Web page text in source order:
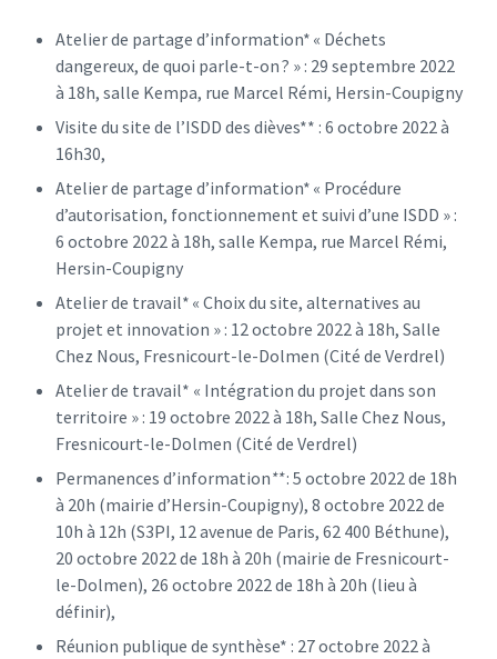
Atelier de partage d’information* « Déchets
dangereux, de quoi parle-t-on ? » : 29 septembre 2022
à 18h, salle Kempa, rue Marcel Rémi, Hersin-Coupigny
Visite du site de l’ISDD des dièves** : 6 octobre 2022 à
16h30,
Atelier de partage d’information* « Procédure
d’autorisation, fonctionnement et suivi d’une ISDD » :
6 octobre 2022 à 18h, salle Kempa, rue Marcel Rémi,
Hersin-Coupigny
Atelier de travail* « Choix du site, alternatives au
projet et innovation » : 12 octobre 2022 à 18h, Salle
Chez Nous, Fresnicourt-le-Dolmen (Cité de Verdrel)
Atelier de travail* « Intégration du projet dans son
territoire » : 19 octobre 2022 à 18h, Salle Chez Nous,
Fresnicourt-le-Dolmen (Cité de Verdrel)
Permanences d’information**: 5 octobre 2022 de 18h
à 20h (mairie d’Hersin-Coupigny), 8 octobre 2022 de
10h à 12h (S3PI, 12 avenue de Paris, 62 400 Béthune),
20 octobre 2022 de 18h à 20h (mairie de Fresnicourt-
le-Dolmen), 26 octobre 2022 de 18h à 20h (lieu à
définir),
Réunion publique de synthèse* : 27 octobre 2022 à